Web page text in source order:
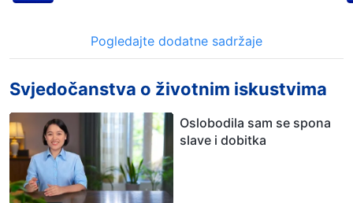
Pogledajte dodatne sadržaje
Svjedočanstva o životnim iskustvima
Oslobodila sam se spona
slave i dobitka